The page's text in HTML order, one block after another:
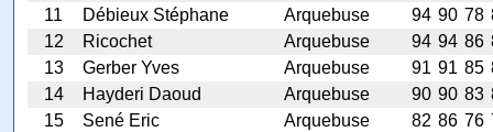
11
Débieux Stéphane Arquebuse 94 90 78
12
Ricochet Arquebuse 94 94 86
13
Gerber Yves Arquebuse 91 91 85
14
Hayderi Daoud Arquebuse 90 90 83
15
Sené Eric Arquebuse 82 86 76